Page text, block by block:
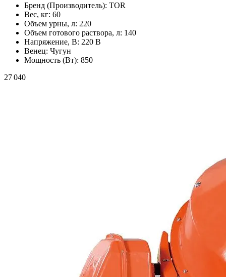
Бренд (Производитель): TOR
Вес, кг: 60
Объем урны, л: 220
Объем готового раствора, л: 140
Напряжение, В: 220 В
Венец: Чугун
Мощность (Вт): 850
27 040